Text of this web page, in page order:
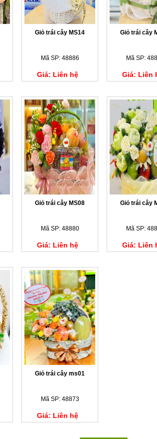
Giỏ trái cây MS14
Mã SP: 48886
Giá: Liên hệ
Giỏ trái cây
Mã SP:
Giá: Liên
Giỏ trái cây MS08
Mã SP: 48880
Giá: Liên hệ
Giỏ trái cây
Mã SP:
Giá: Liên
Giỏ trái cây ms01
Mã SP: 48873
Giá: Liên hệ